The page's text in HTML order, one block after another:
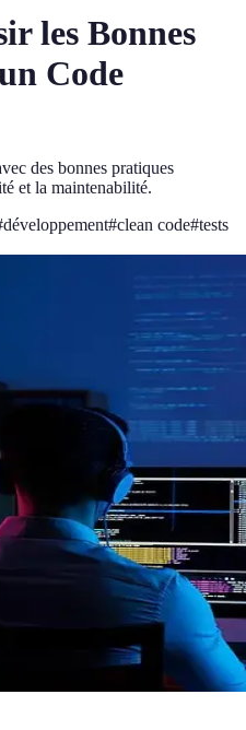
les Bonnes
Code
des bonnes pratiques
et la maintenabilité.
développement#clean code#tests